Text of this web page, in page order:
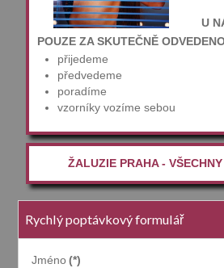
U
POUZE ZA SKUTEČNĚ
přijedeme
předvedeme
poradíme
vzorníky vozíme sebou
ŽALUZIE PRAHA -
Rychlý poptávkový formulář
Jméno(*)